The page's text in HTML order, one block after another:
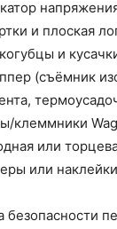
и плоская
и
(съёмник
клеммники
или
или
безопасности